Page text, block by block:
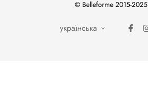
© Belleforme 2015-2025
українська